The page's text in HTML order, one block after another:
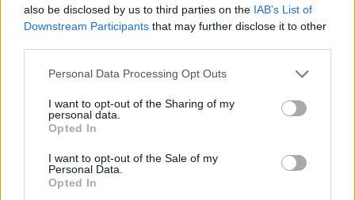
also be disclosed by us to third parties on the IAB’s List of
Downstream Participants that may further disclose it to other
Personal Data Processing Opt Outs
I want to opt-out of the Sharing of my
personal data.
Opted In
I want to opt-out of the Sale of my
Personal Data.
Opted In
Ivan Brezina: Deset omylů zastánců tvrdé regulace
chemických látek
Miroslav Šuta před časem na EkoListu zveřejnil článek
, propagující
jen jako člen meziresortní komise chemické bezpečnosti, takže se
může zdát, že jde o nezávislého a objektivního odborníka. Miroslav
Šuta však čtenářům EkoListu zamlčel, že byl v minulosti placeným
REACH prosazuje.